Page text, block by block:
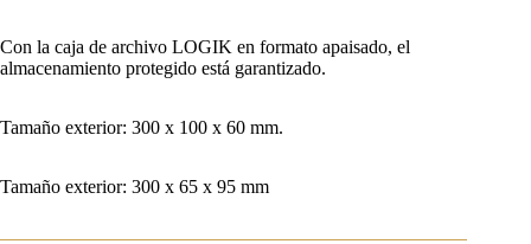
Con la caja de archivo LOGIK en formato apaisado, el
almacenamiento protegido está garantizado.
Tamaño exterior: 300 x 100 x 60 mm.
Tamaño exterior: 300 x 65 x 95 mm